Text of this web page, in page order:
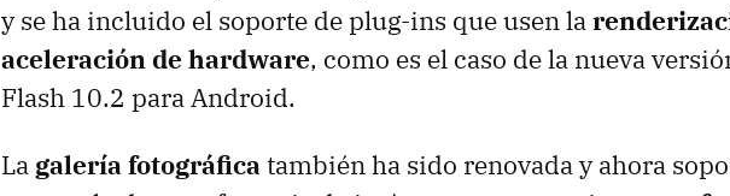
y se ha incluido el soporte de plug-ins que usen la
aceleración de hardware, como es el caso de la nueva
Flash 10.2 para Android.
La galería fotográfica también ha sido renovada y ahora